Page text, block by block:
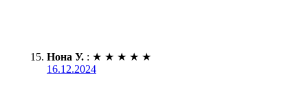
Нона У. : ★ ★ ★ ★ ★
16.12.2024